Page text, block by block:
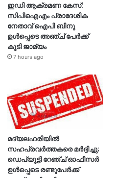
ഇഡി ആക്രമണ കേസ്:
സിപിഐഎം പ്രാദേശിക
നേതാവ് ഐപി ബിനു
ഉൾപ്പെടെ അഞ്ച് പേർക്ക്
കൂടി ജാമ്യം
7 hours ago
മദ്യലഹരിയിൽ
സഹപ്രവർത്തകരെ മർദ്ദിച്ചു;
ഡെപ്യൂട്ടി റേഞ്ച് ഓഫീസർ
ഉൾപ്പെടെ രണ്ടുപേർക്ക്